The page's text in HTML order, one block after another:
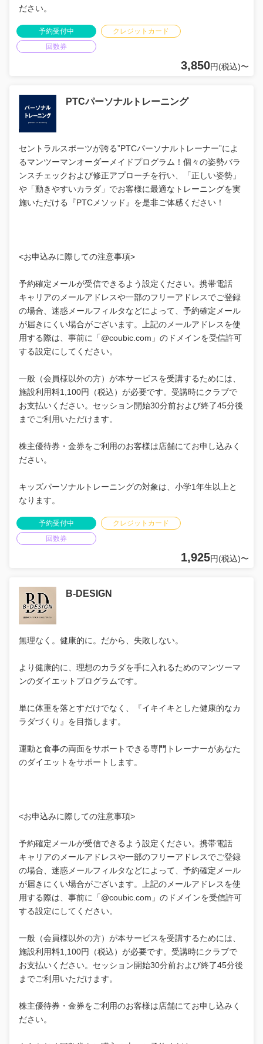
ださい。
予約受付中
クレジットカード
回数券
3,850円(税込)〜
PTCパーソナルトレーニング
セントラルスポーツが誇る”PTCパーソナルトレーナー”によ
るマンツーマンオーダーメイドプログラム！個々の姿勢バラ
ンスチェックおよび修正アプローチを行い、「正しい姿勢」
や「動きやすいカラダ」でお客様に最適なトレーニングを実
施いただける『PTCメソッド』を是非ご体感ください！
<お申込みに際しての注意事項>
予約確定メールが受信できるよう設定ください。携帯電話
キャリアのメールアドレスや一部のフリーアドレスでご登録
の場合、迷惑メールフィルタなどによって、予約確定メール
が届きにくい場合がございます。上記のメールアドレスを使
用する際は、事前に「@coubic.com」のドメインを受信許可
する設定にしてください。
一般（会員様以外の方）が本サービスを受講するためには、
施設利用料1,100円（税込）が必要です。受講時にクラブで
お支払いください。セッション開始30分前および終了45分後
までご利用いただけます。
株主優待券・金券をご利用のお客様は店舗にてお申し込みく
ださい。
キッズパーソナルトレーニングの対象は、小学1年生以上と
なります。
予約受付中
クレジットカード
回数券
1,925円(税込)〜
B-DESIGN
無理なく。健康的に。だから、失敗しない。
より健康的に、理想のカラダを手に入れるためのマンツーマ
ンのダイエットプログラムです。
単に体重を落とすだけでなく、『イキイキとした健康的なカ
ラダづくり』を目指します。
運動と食事の両面をサポートできる専門トレーナーがあなた
のダイエットをサポートします。
<お申込みに際しての注意事項>
予約確定メールが受信できるよう設定ください。携帯電話
キャリアのメールアドレスや一部のフリーアドレスでご登録
の場合、迷惑メールフィルタなどによって、予約確定メール
が届きにくい場合がございます。上記のメールアドレスを使
用する際は、事前に「@coubic.com」のドメインを受信許可
する設定にしてください。
一般（会員様以外の方）が本サービスを受講するためには、
施設利用料1,100円（税込）が必要です。受講時にクラブで
お支払いください。セッション開始30分前および終了45分後
までご利用いただけます。
株主優待券・金券をご利用のお客様は店舗にてお申し込みく
ださい。